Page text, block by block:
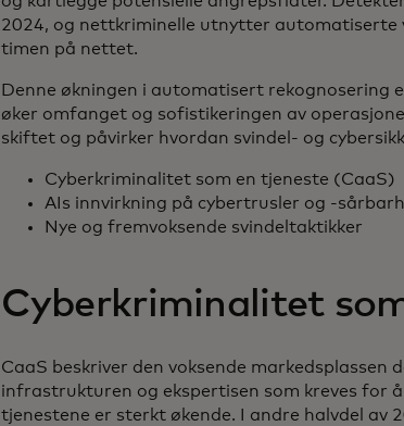
2024, og nettkriminelle utnytter automatiserte
timen på nettet.
Denne økningen i automatisert rekognosering
øker omfanget og sofistikeringen av
skiftet og påvirker hvordan svindel- og
Cyberkriminalitet som en tjeneste (CaaS)
AIs innvirkning på cybertrusler og -
Nye og fremvoksende svindeltaktikker
Cyberkriminalitet
CaaS beskriver den voksende markedsplassen
infrastrukturen og ekspertisen som kreves for
tjenestene er sterkt økende. I andre halvdel av